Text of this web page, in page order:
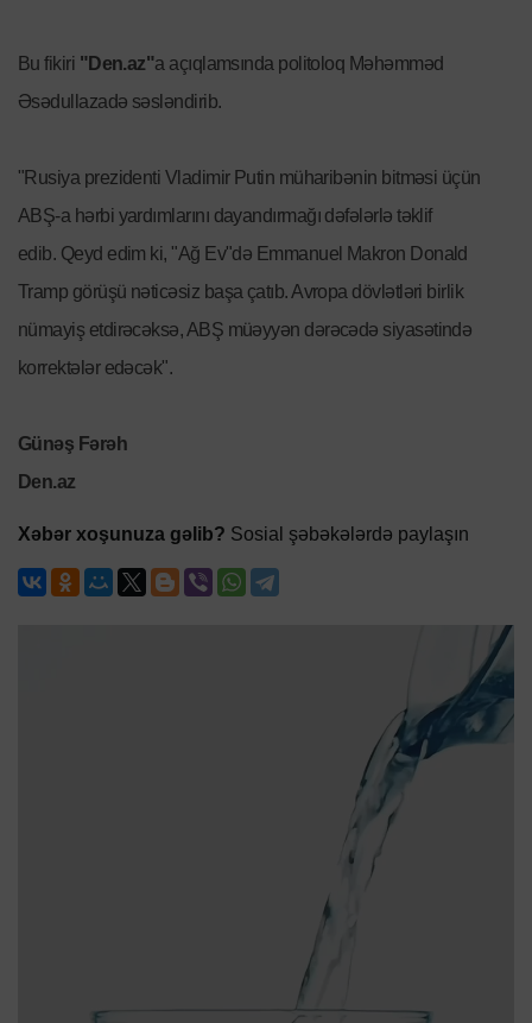
Bu fikiri "Den.az"a açıqlamsında politoloq Məhəmməd
Əsədullazadə səsləndirib.
"Rusiya prezidenti Vladimir Putin müharibənin bitməsi üçün
ABŞ-a hərbi yardımlarını dayandırmağı dəfələrlə təklif
edib. Qeyd edim ki, "Ağ Ev"də Emmanuel Makron Donald
Tramp görüşü nəticəsiz başa çatıb. Avropa dövlətləri birlik
nümayiş etdirəcəksə, ABŞ müəyyən dərəcədə siyasətində
korrektələr edəcək".
Günəş Fərəh
Den.az
Xəbər xoşunuza gəlib? Sosial şəbəkələrdə paylaşın